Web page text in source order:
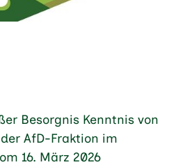
Besorgnis Kenntnis von
AfD-Fraktion im
16. März 2026